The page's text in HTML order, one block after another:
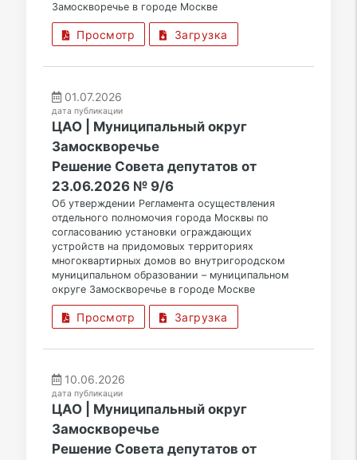
Замоскворечье в городе Москве
Просмотр Загрузка
01.07.2026
дата публикации
ЦАО | Муниципальный округ
Замоскворечье
Решение Совета депутатов от
23.06.2026 № 9/6
Об утверждении Регламента осуществления
отдельного полномочия города Москвы по
согласованию установки ограждающих
устройств на придомовых территориях
многоквартирных домов во внутригородском
муниципальном образовании – муниципальном
округе Замоскворечье в городе Москве
Просмотр Загрузка
10.06.2026
дата публикации
ЦАО | Муниципальный округ
Замоскворечье
Решение Совета депутатов от